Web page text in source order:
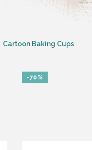
Cartoon Baking Cups
-70%